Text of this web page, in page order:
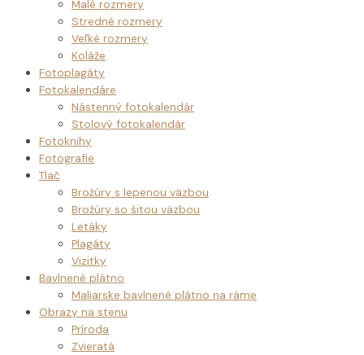
Malé rozmery
Stredné rozmery
Veľké rozmery
Koláže
Fotoplagáty
Fotokalendáre
Nástenný fotokalendár
Stolový fotokalendár
Fotoknihy
Fotografie
Tlač
Brožúry s lepenou väzbou
Brožúry so šitou väzbou
Letáky
Plagáty
Vizitky
Bavlnené plátno
Maliarske bavlnené plátno na ráme
Obrazy na stenu
Príroda
Zvieratá